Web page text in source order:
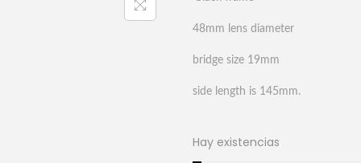
48mm lens diameter
bridge size 19mm
side length is 145mm.
Hay existencias